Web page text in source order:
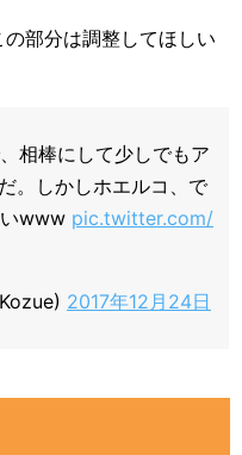
部分は調整してほしい
相棒にして少しでもア
。しかしホエルコ、で
www pic.twitter.com/
2017年12月24日